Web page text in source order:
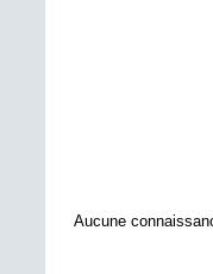
Aucune